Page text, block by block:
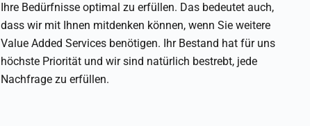
Ihre Bedürfnisse optimal zu erfüllen. Das bedeutet auch,
dass wir mit Ihnen mitdenken können, wenn Sie weitere
Value Added Services benötigen. Ihr Bestand hat für uns
höchste Priorität und wir sind natürlich bestrebt, jede
Nachfrage zu erfüllen.